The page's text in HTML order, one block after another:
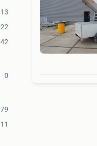
13
22
42
0
79
11